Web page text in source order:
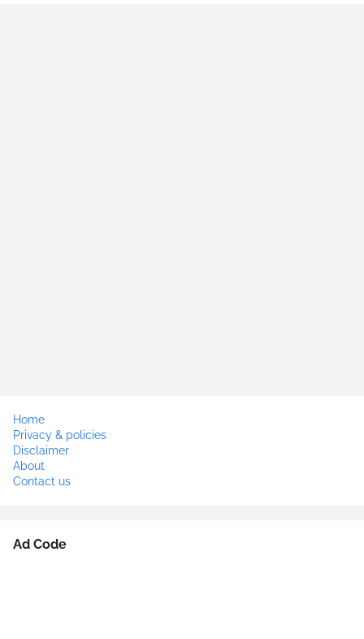
Home
Privacy & policies
Disclaimer
About
Contact us
Ad Code